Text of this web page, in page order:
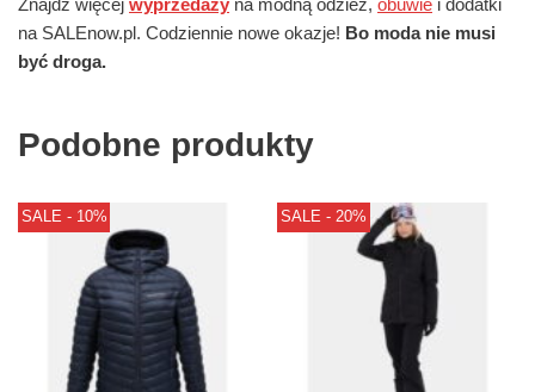
na SALEnow.pl. Codziennie nowe okazje! Bo moda nie musi
być droga.
Podobne produkty
SALE - 10% SALE - 20%